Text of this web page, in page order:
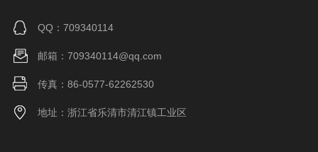
QQ：709340114
邮箱：709340114@qq.com
传真：86-0577-62262530
地址：浙江省乐清市清江镇工业区